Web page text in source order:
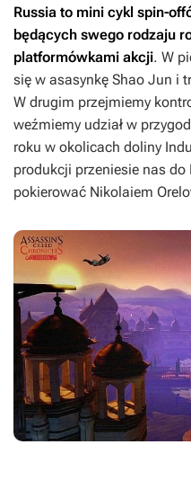
Russia to mini cykl spin-
będących swego rodzaju
platformówkami akcji. W
się w asasynkę Shao Jun i
W drugim przejmiemy
weźmiemy udział w
roku w okolicach doliny
produkcji przeniesie nas
pokierować Nikolaiem